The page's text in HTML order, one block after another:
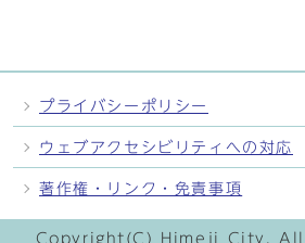
プライバシーポリシー
ウェブアクセシビリティへの対応
著作権・リンク・免責事項
Copyright(C) Himeji City. All